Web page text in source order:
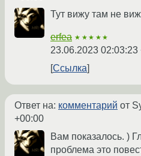
Тут вижу там не
erfea ★★★★★
23.06.2023 02:03:23
Ссылка
Ответ на: комментарий от
+00:00
Вам показалось. )
проблема это